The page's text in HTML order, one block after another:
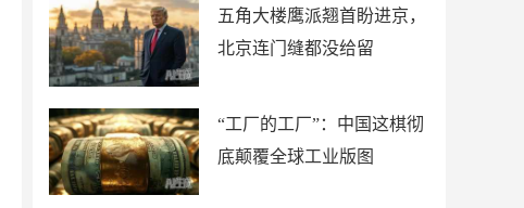
五角大楼鹰派翘首盼进京，
北京连门缝都没给留
“工厂的工厂”：中国这棋彻
底颠覆全球工业版图